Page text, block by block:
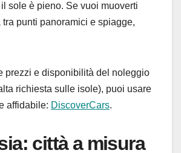
sole è pieno. Se vuoi muoverti
punti panoramici e spiagge,
prezzi e disponibilità del noleggio
richiesta sulle isole), puoi usare
affidabile: DiscoverCars.
città a misura